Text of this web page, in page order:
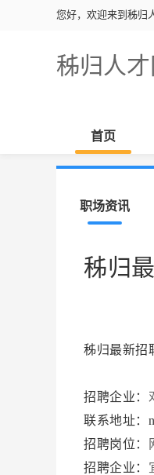
您好，欢迎来到秭归
秭归人才
首页
职场资讯
秭归
秭归最新招
招聘企业：
联系地址：
招聘岗位：
招聘企业：